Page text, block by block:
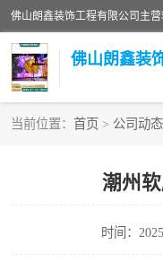
佛山朗鑫装
当前位置： 首页 > 公司动态
潮州
时间：